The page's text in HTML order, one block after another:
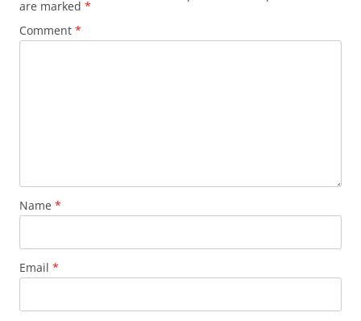
are marked *
Comment *
Name *
Email *